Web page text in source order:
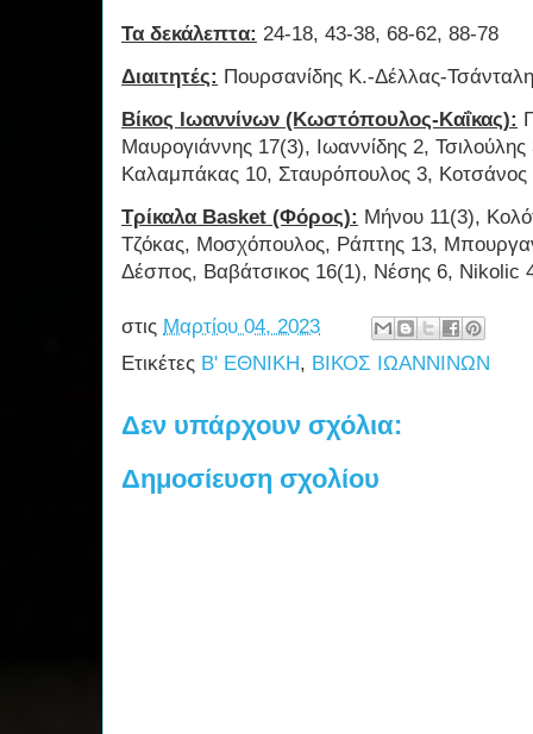
Τα δεκάλεπτα: 24-18, 43-38, 68-62, 88-78
Διαιτητές: Πουρσανίδης Κ.-Δέλλας-
Βίκος Ιωαννίνων (Κωστόπουλος-Καΐκας):
Μαυρογιάννης 17(3), Ιωαννίδης 2,
Καλαμπάκας 10, Σταυρόπουλος 3,
Τρίκαλα Basket (Φόρος): Μήνου 11(3),
Τζόκας, Μοσχόπουλος, Ράπτης 13,
Δέσπος, Βαβάτσικος 16(1), Νέσης 6, Nikolic
στις Μαρτίου 04, 2023
Ετικέτες Β' ΕΘΝΙΚΗ, ΒΙΚΟΣ ΙΩΑΝΝΙΝΩΝ
Δεν υπάρχουν σχόλια:
Δημοσίευση σχολίου